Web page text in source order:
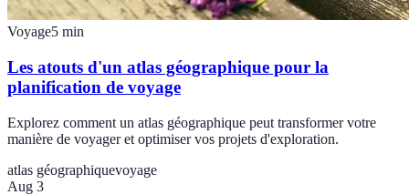
Voyage5 min
Les atouts d'un atlas géographique pour la
planification de voyage
Explorez comment un atlas géographique peut transformer votre
manière de voyager et optimiser vos projets d'exploration.
atlas géographiquevoyage
Aug 3